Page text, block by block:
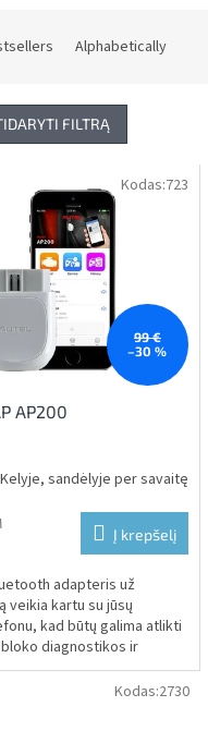
Alphabetically
FILTRĄ
99 €
–30 %
AP200
Kelyje, sandėlyje per savaitę
Į krepšelį
adapteris už
veikia kartu su jūsų
kad būtų galima atlikti
diagnostikos ir
Kodas:723
Kodas:2730